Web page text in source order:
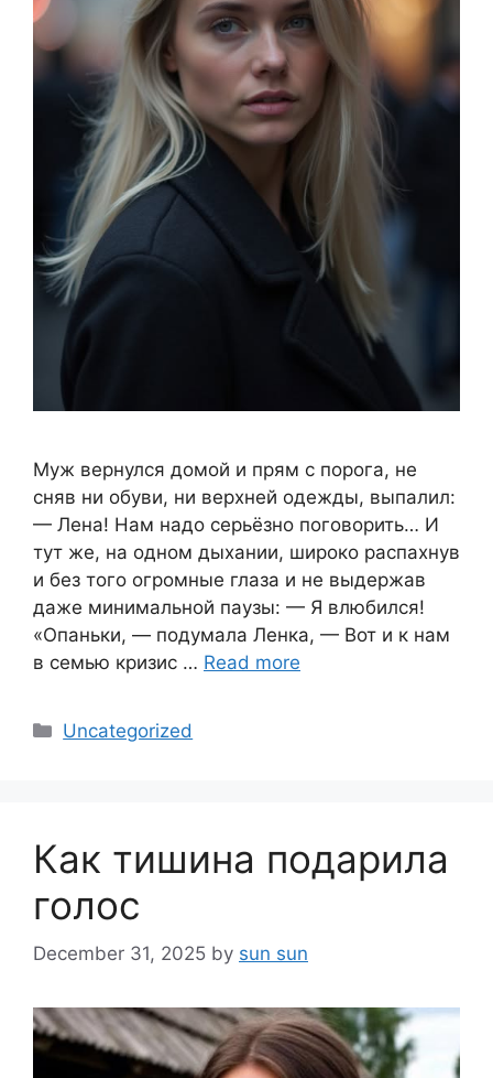
Mуж вернулся домой и прям с порога, не
сняв ни обуви, ни верхней одежды, выпалил:
— Лена! Нам надо серьёзно поговорить… И
тут же, на одном дыхании, широко распахнув
и без того огромные глаза и не выдержав
даже минимальной паузы: — Я влюбился!
«Опаньки, — подумала Ленка, — Вот и к нам
в семью кризис … Read more
Categories
Uncategorized
Как тишина подарила
голос
December 31, 2025 by sun sun